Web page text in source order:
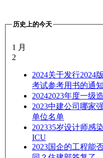
历史上的今天
1 月
2
2024关于发行2024
考试参考用书的通知
20242023年度一级
2023中建公司哪家
单位名单
202335岁设计师感
ICU
2023国企的工程能